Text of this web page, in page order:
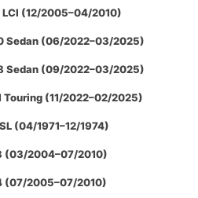
LCI (12/2005–04/2010)
Sedan (06/2022–03/2025)
Sedan (09/2022–03/2025)
Touring (11/2022–02/2025)
(04/1971–12/1974)
(03/2004–07/2010)
(07/2005–07/2010)